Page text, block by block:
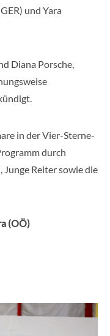
und Yara
Diana Porsche,
in der Vier-Sterne-
durch
Reiter sowie die
(OÖ)